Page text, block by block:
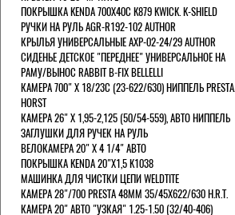
ПОКРЫШКА KENDA 700Х40С K879 KWICK. K-SHIELD
РУЧКИ НА РУЛЬ AGR-R192-102 AUTHOR
КРЫЛЬЯ УНИВЕРСАЛЬНЫЕ AXP-02-24/29 AUTHOR
СИДЕНЬЕ ДЕТСКОЕ "ПЕРЕДНЕЕ" УНИВЕРСАЛЬНОЕ НА
РАМУ/ВЫНОС RABBIT B-FIX BELLELLI
КАМЕРА 700" Х 18/23C (23-622/630) НИППЕЛЬ PRESTA.
HORST
КАМЕРА 26" X 1,95-2,125 (50/54-559), АВТО НИППЕЛЬ
ЗАГЛУШКИ ДЛЯ РУЧЕК НА РУЛЬ
ВЕЛОКАМЕРА 20" Х 4 1/4" АВТО
ПОКРЫШКА KENDA 20"Х1,5 K1038
МАШИНКА ДЛЯ ЧИСТКИ ЦЕПИ WELDTITE
КАМЕРА 28"/700 PRESTA 48ММ 35/45Х622/630 H.R.T.
КАМЕРА 20" АВТО "УЗКАЯ" 1.25-1.50 (32/40-406)